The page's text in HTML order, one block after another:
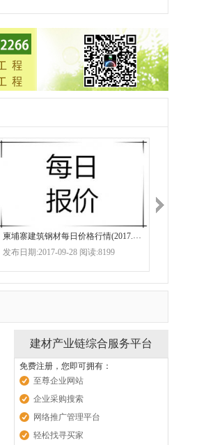
发布日期:2017-09-28 阅读:8199
建材产业链综合服务平台
免费注册，您即可拥有：
至尊企业网站
企业采购搜索
网络推广管理平台
轻松找寻买家